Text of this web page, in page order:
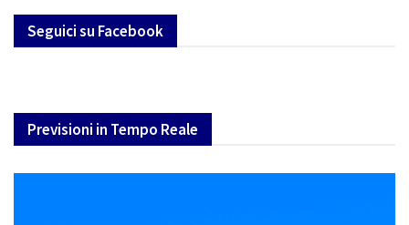
Seguici su Facebook
Previsioni in Tempo Reale